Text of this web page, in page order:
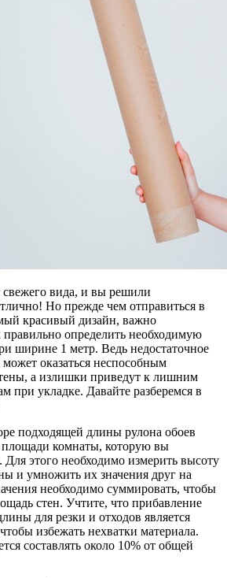
свежего вида, и вы решили
Но прежде чем отправиться в
красивый дизайн, важно
правильно определить необходимую
ширине 1 метр. Ведь недостаточное
может оказаться неспособным
а излишки приведут к лишним
при укладке. Давайте разберемся в
подходящей длины рулона обоев
площади комнаты, которую вы
этого необходимо измерить высоту
и умножить их значения друг на
необходимо суммировать, чтобы
стен. Учтите, что прибавление
для резки и отходов является
избежать нехватки материала.
составлять около 10% от общей